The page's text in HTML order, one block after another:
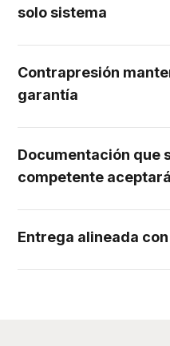
solo sistema
Contrapresión
garantía
Documentación que
competente aceptará
Entrega alineada